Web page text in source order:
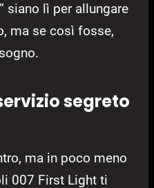
siano lì per allungare
ma se così fosse,
segreto
ma in poco meno
007 First Light ti